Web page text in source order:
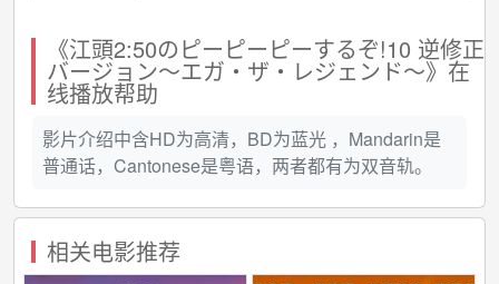
《江頭2:50のピーピーピーするぞ!10 逆修正
バージョン～エガ・ザ・レジェンド～》在
线播放帮助
影片介绍中含HD为高清，BD为蓝光 ，Mandarin是
普通话，Cantonese是粤语，两者都有为双音轨。
相关电影推荐